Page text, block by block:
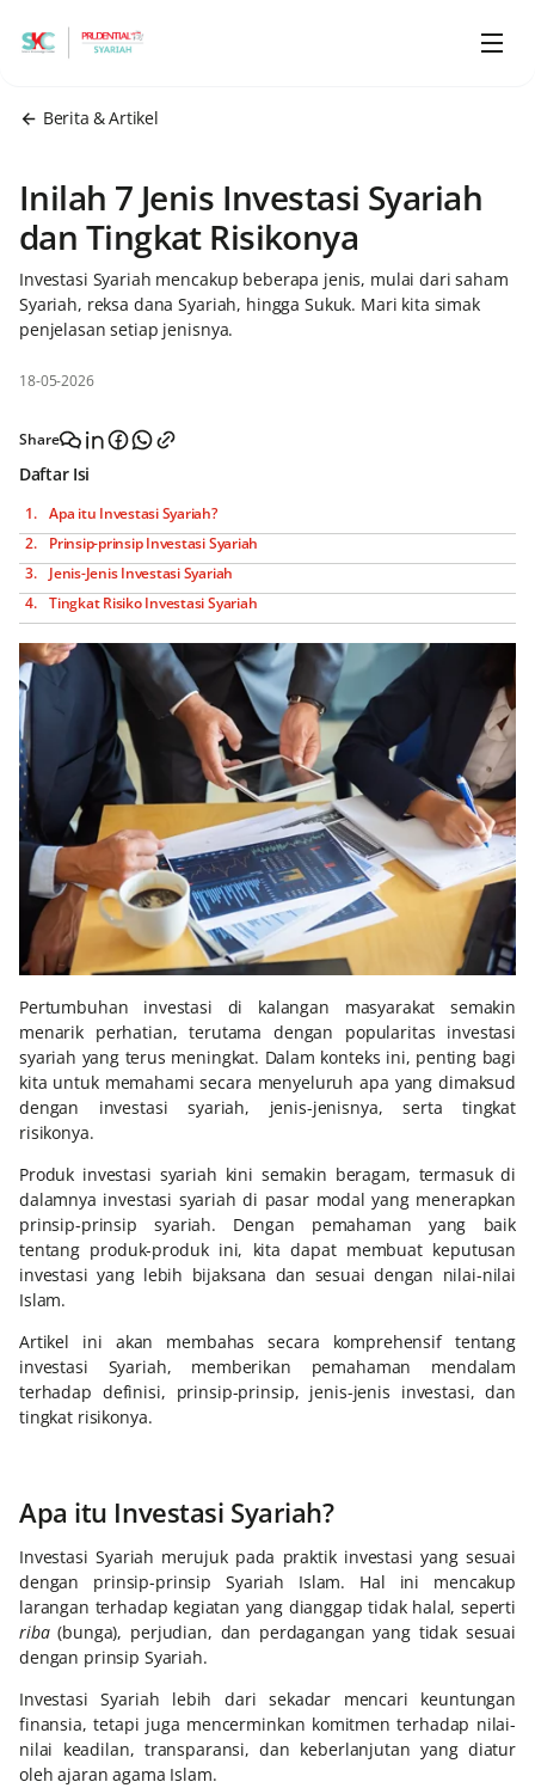
Berita & Artikel
Inilah 7 Jenis Investasi Syariah
dan Tingkat Risikonya
Investasi Syariah mencakup beberapa jenis, mulai dari saham
Syariah, reksa dana Syariah, hingga Sukuk. Mari kita simak
penjelasan setiap jenisnya.
18-05-2026
Share
Daftar Isi
Apa itu Investasi Syariah?
Prinsip-prinsip Investasi Syariah
Jenis-Jenis Investasi Syariah
Tingkat Risiko Investasi Syariah
Pertumbuhan investasi di kalangan masyarakat semakin
menarik perhatian, terutama dengan popularitas investasi
syariah yang terus meningkat. Dalam konteks ini, penting bagi
kita untuk memahami secara menyeluruh apa yang dimaksud
dengan investasi syariah, jenis-jenisnya, serta tingkat
risikonya.
Produk investasi syariah kini semakin beragam, termasuk di
dalamnya investasi syariah di pasar modal yang menerapkan
prinsip-prinsip syariah. Dengan pemahaman yang baik
tentang produk-produk ini, kita dapat membuat keputusan
investasi yang lebih bijaksana dan sesuai dengan nilai-nilai
Islam.
Artikel ini akan membahas secara komprehensif tentang
investasi Syariah, memberikan pemahaman mendalam
terhadap definisi, prinsip-prinsip, jenis-jenis investasi, dan
tingkat risikonya.
Apa itu Investasi Syariah?
Investasi Syariah merujuk pada praktik investasi yang sesuai
dengan prinsip-prinsip Syariah Islam. Hal ini mencakup
larangan terhadap kegiatan yang dianggap tidak halal, seperti
riba(bunga), perjudian, dan perdagangan yang tidak sesuai
dengan prinsip Syariah.
Investasi Syariah lebih dari sekadar mencari keuntungan
finansia, tetapi juga mencerminkan komitmen terhadap nilai-
nilai keadilan, transparansi, dan keberlanjutan yang diatur
oleh ajaran agama Islam.